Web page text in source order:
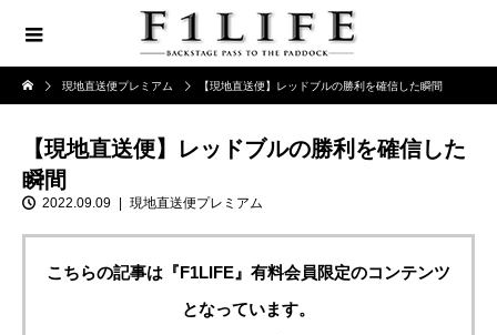
現地直送便プレミアム 【現地直送便】レッドブルの勝利を確信した瞬間
【現地直送便】レッドブルの勝利を確信した
瞬間
2022.09.09 現地直送便プレミアム
こちらの記事は『F1LIFE』有料会員限定のコンテンツ
となっています。